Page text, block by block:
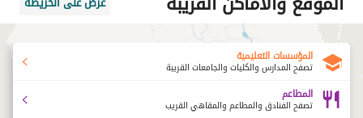
المؤسسات التعليمية
تصفح المدارس والكليات والجامعات القريبة
المطاعم
تصفح الفنادق والمطاعم والمقاهي القريب